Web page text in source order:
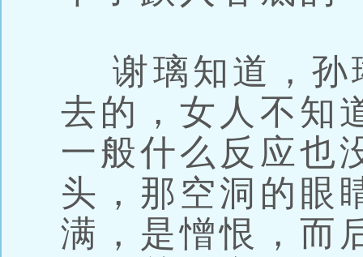
谢璃知道，孙
去的，女人不知
一般什么反应也
头，那空洞的眼
满，是憎恨，而